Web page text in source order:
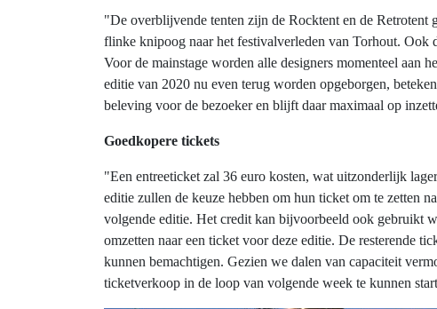
"De overblijvende tenten zijn de Rocktent en de
flinke knipoog naar het festivalverleden van Torhout. Ook
Voor de mainstage worden alle designers momenteel aan
editie van 2020 nu even terug worden opgeborgen,
beleving voor de bezoeker en blijft daar maximaal op
Goedkopere tickets
"Een entreeticket zal 36 euro kosten, wat uitzonderlijk
editie zullen de keuze hebben om hun ticket om te zetten
volgende editie. Het credit kan bijvoorbeeld ook gebruikt
omzetten naar een ticket voor deze editie. De resterende
kunnen bemachtigen. Gezien we dalen van capaciteit
ticketverkoop in de loop van volgende week te kunnen